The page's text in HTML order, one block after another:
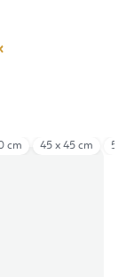
cm 45 x 45 cm